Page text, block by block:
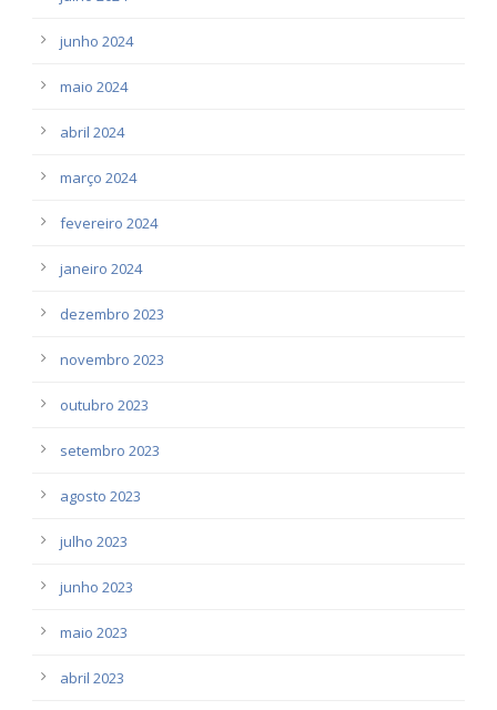
junho 2024
maio 2024
abril 2024
março 2024
fevereiro 2024
janeiro 2024
dezembro 2023
novembro 2023
outubro 2023
setembro 2023
agosto 2023
julho 2023
junho 2023
maio 2023
abril 2023